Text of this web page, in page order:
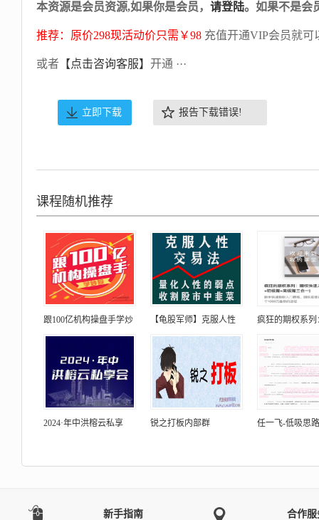
本资源是会员资源,如果你是会员， 请登陆。如果不是会
推荐：原价298现活动价只需￥98 充值开通VIP会员就可
或者 【点击咨询客服】 开通 ···
立即下载 报告下载错误!
课程随机推荐
跟100亿机构操盘手学炒 【龟股军师】克服人性 疯狂的期权系列
2024·年中洪榕云私享 锐之打板内部群 任一飞-低吸思
新手指南 合作服